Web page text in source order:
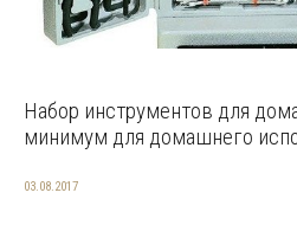
Набор инструментов для
минимум для домашнего
03.08.2017